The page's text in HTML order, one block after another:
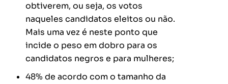
obtiverem, ou seja, os votos
naqueles candidatos eleitos ou não.
Mais uma vez é neste ponto que
incide o peso em dobro para os
candidatos negros e para mulheres;
48% de acordo com o tamanho da